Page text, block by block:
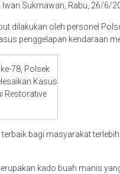
Sukmawan, Rabu, 26/6/
dilakukan oleh personel
penggelapan kendaraan
78, Polsek
Kasus
Restorative
bagi masyarakat
kado buah manis